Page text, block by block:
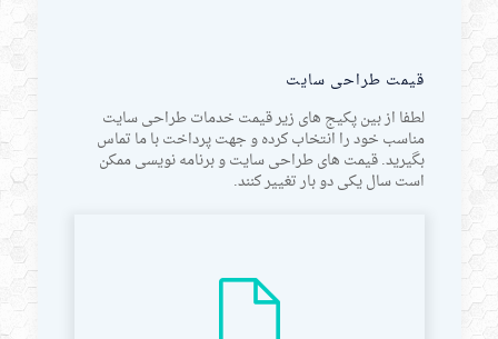
قیمت طراحی سایت
لطفا از بین پکیج های زیر قیمت خدمات طراحی سایت
مناسب خود را انتخاب کرده و جهت پرداخت با ما تماس
بگیرید. قیمت های طراحی سایت و برنامه نویسی ممکن
است سال یکی دو بار تغییر کنند.